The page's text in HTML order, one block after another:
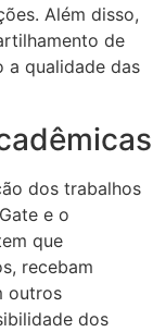
Além disso,
de
a qualidade das
dos trabalhos
e o
que
recebam
outros
dos